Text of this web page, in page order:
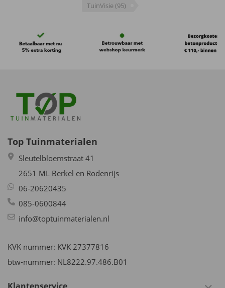
TuinVisie(95)
Top Tuinmaterialen
Sleutelbloemstraat 41
2651 ML Berkel en Rodenrijs
06-20620435
085-0600844
info@toptuinmaterialen.nl
KVK nummer: KVK 27377816
btw-nummer: NL8222.97.486.B01